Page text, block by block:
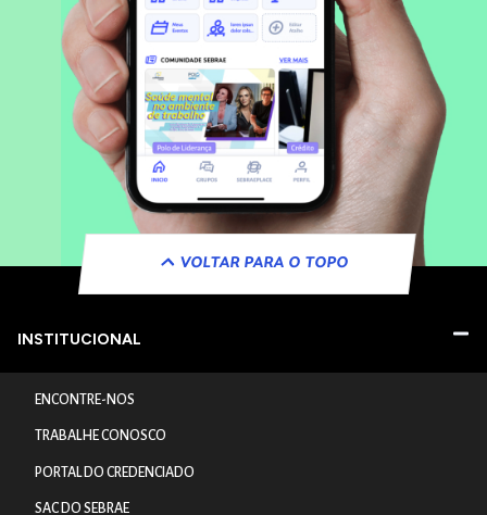
VOLTAR PARA O TOPO
INSTITUCIONAL
ENCONTRE-NOS
TRABALHE CONOSCO
PORTAL DO CREDENCIADO
SAC DO SEBRAE